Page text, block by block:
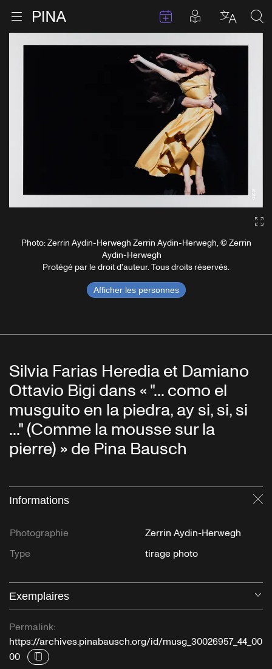
Ouvrir le menu Retour à la page d'accueil Évenements
Articles en
Photo: Zerrin Aydin-Herwegh Zerrin Aydin-Herwegh, © Zerrin
Aydin-Herwegh
Protégé par le droit d'auteur. Tous droits réservés.
Afficher les personnes
Silvia Farias Heredia et Damiano
Ottavio Bigi dans « "... como el
musguito en la piedra, ay si, si, si
..." (Comme la mousse sur la
pierre) » de Pina Bausch
Informations
Photographie
Zerrin Aydin-Herwegh
Type
tirage photo
Exemplaires
Permalink:
https://archives.pinabausch.org/id/musg_30026957_44_00
00